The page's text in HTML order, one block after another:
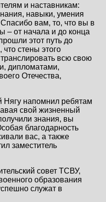
и наставникам:
навыки, умения
вам, то, что вы в
– от начала и до конца
этот путь до
стены этого
всю свою
дипломатами,
Отечества,
Нягу напомнил ребятам
свой жизненный
знания, вы
благодарность
вас, а также
заместитель
совет ТСВУ,
образования
служат в